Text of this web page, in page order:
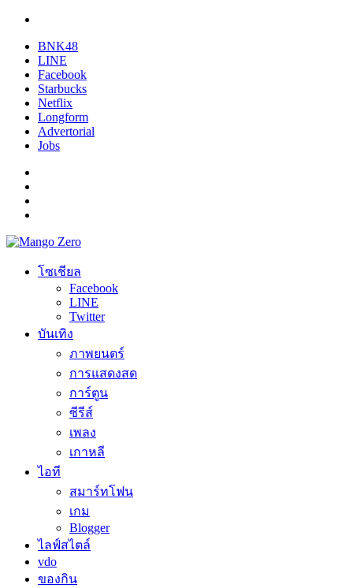
BNK48
LINE
Facebook
Starbucks
Netflix
Longform
Advertorial
Jobs
โซเชียล
Facebook
LINE
Twitter
บันเทิง
ภาพยนตร์
การแสดงสด
การ์ตูน
ซีรีส์
เพลง
เกาหลี
ไอที
สมาร์ทโฟน
เกม
Blogger
ไลฟ์สไตล์
vdo
ของกิน